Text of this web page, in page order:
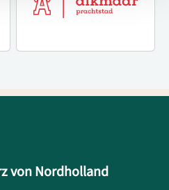
von Nordholland